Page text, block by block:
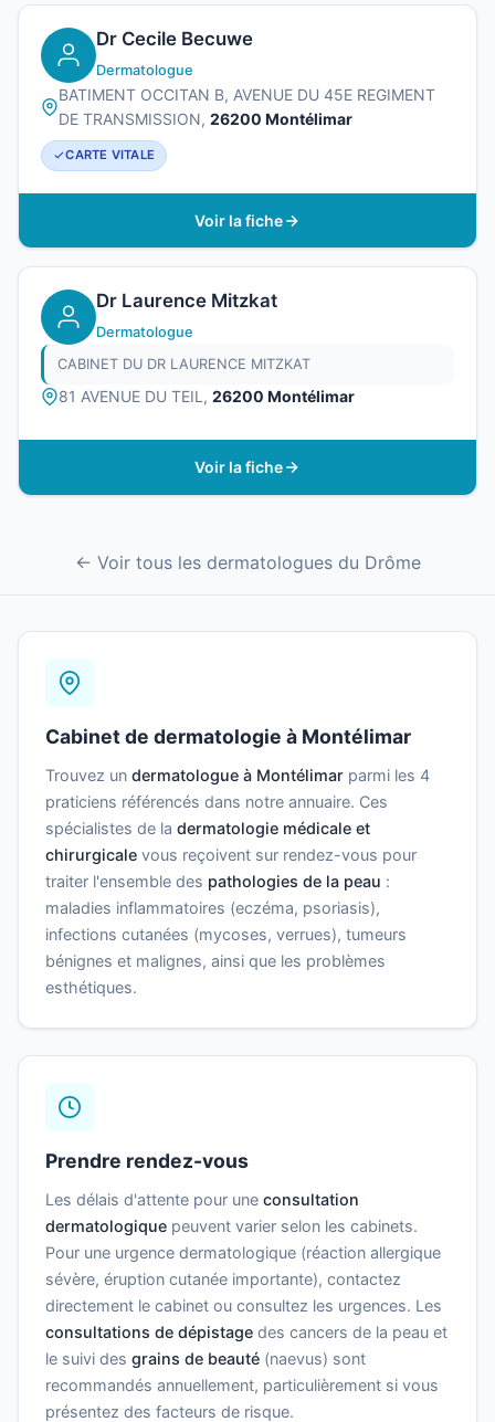
Dr Cecile Becuwe
Dermatologue
BATIMENT OCCITAN B, AVENUE DU 45E REGIMENT
DE TRANSMISSION, 26200 Montélimar
CARTE VITALE
Voir la fiche
Dr Laurence Mitzkat
Dermatologue
CABINET DU DR LAURENCE MITZKAT
81 AVENUE DU TEIL, 26200 Montélimar
Voir la fiche
← Voir tous les dermatologues du Drôme
Cabinet de dermatologie à Montélimar
Trouvez un dermatologue à Montélimar parmi les 4
praticiens référencés dans notre annuaire. Ces
spécialistes de la dermatologie médicale et
chirurgicale vous reçoivent sur rendez-vous pour
traiter l'ensemble des pathologies de la peau :
maladies inflammatoires (eczéma, psoriasis),
infections cutanées (mycoses, verrues), tumeurs
bénignes et malignes, ainsi que les problèmes
esthétiques.
Prendre rendez-vous
Les délais d'attente pour une consultation
dermatologique peuvent varier selon les cabinets.
Pour une urgence dermatologique (réaction allergique
sévère, éruption cutanée importante), contactez
directement le cabinet ou consultez les urgences. Les
consultations de dépistage des cancers de la peau et
le suivi des grains de beauté (naevus) sont
recommandés annuellement, particulièrement si vous
présentez des facteurs de risque.